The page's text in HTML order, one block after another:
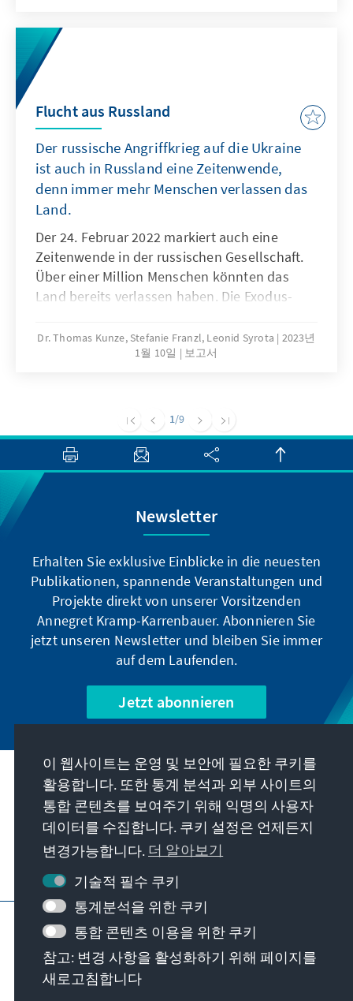
ehemaligen Sowjetrepubliken, sondern eine
Systemauseinandersetzung. Über die
Einschätzung der Eskalationsrisiken wird
Guterres sagt vor der UN-Vollversammlung in
New York: „Ich befürchte, die Welt
schlafwandelt nicht in einen größeren Krieg
hinein - ich befürchte, sie tut dies mit weit
geöffneten Augen“. In einer Rede vor beiden
Kammern des russischen Parlaments blieb
hinter den Erwartungen von russischen
Hardlinern, die ein noch brutaleren Krieg in
der Ukraine verlangen und dabei auch nicht
von Forderungen nach dem Einsatz taktischer
verkündete Putin das einseitige Einfrieren des
Atom-Abrüstungsvertrages „New Start“.
Flucht aus Russland
Der russische Angriffkrieg auf die Ukraine
ist auch in Russland eine Zeitenwende,
denn immer mehr Menschen verlassen das
Land.
Der 24. Februar 2022 markiert auch eine
Zeitenwende in der russischen Gesellschaft.
Über einer Million Menschen könnten das
Land bereits verlassen haben. Die Exodus-
geprägt und in verschiedene Gruppierungen
einzuteilen. Die Auswanderungswellen aus
mit russischen Kriegsdienstverweigerern. In
anderen Weltgegenden wie in Zentralasien
sorgen die Ausreisewellen hingegen zunächst
für wirtschaftliche Hoffnungen. Entgegen von
Befürchtungen hat Russland seine Grenzen
bislang (noch) nicht geschlossen. Das
Verlassen des Landes ist den Bürgern in der
Regel weiterhin möglich. Die russische
Regierung scheint in der augenblicklichen
Lage einen Vorteil darin zu sehen, wenn
kritische Stimmen und Protestpotential
Russland verlassen. Den Ton für den Umgang
mit Exilanten prägt dabei der ehemalige
Präsident Dimitri Medwedjew, Putins
Stellvertreter im Nationalen Sicherheitsrat:
„Verräter, die ihr Land so sehr hassen, dass sie
seine Niederlage fordern, müssen als
Personen sollten bis zum Ende ihres Lebens
nicht nach Russland zurückkehren dürfen.
(…) Die Rückkehr nach Hause kann nur bei
eindeutiger öffentlicher Reue und durch
Amnestie oder Begnadigung erfolgen. Obwohl
Dr. Thomas Kunze, Stefanie Franzl, Leonid Syrota
2023년
1월 10일
보고서
1/9
Newsletter
Erhalten Sie exklusive Einblicke in die neuesten
Publikationen, spannende Veranstaltungen und
Projekte direkt von unserer Vorsitzenden
Annegret Kramp-Karrenbauer. Abonnieren Sie
jetzt unseren Newsletter und bleiben Sie immer
auf dem Laufenden.
Jetzt abonnieren
우리의 과제
연락처
재단에서 제공하는 제안 더 보기
요목 개인 정보 보호
Erklärung zur Barrierefreiheit
Barriere melden
사이트 맵
© Konrad-Adenauer-Stiftung e.V. 2026
이 웹사이트는 운영 및 보안에 필요한 쿠키를
활용합니다. 또한 통계 분석과 외부 사이트의
통합 콘텐츠를 보여주기 위해 익명의 사용자
데이터를 수집합니다. 쿠키 설정은 언제든지
변경가능합니다. 더 알아보기
기술적 필수 쿠키
통계분석을 위한 쿠키
통합 콘텐츠 이용을 위한 쿠키
참고: 변경 사항을 활성화하기 위해 페이지를
새로고침합니다